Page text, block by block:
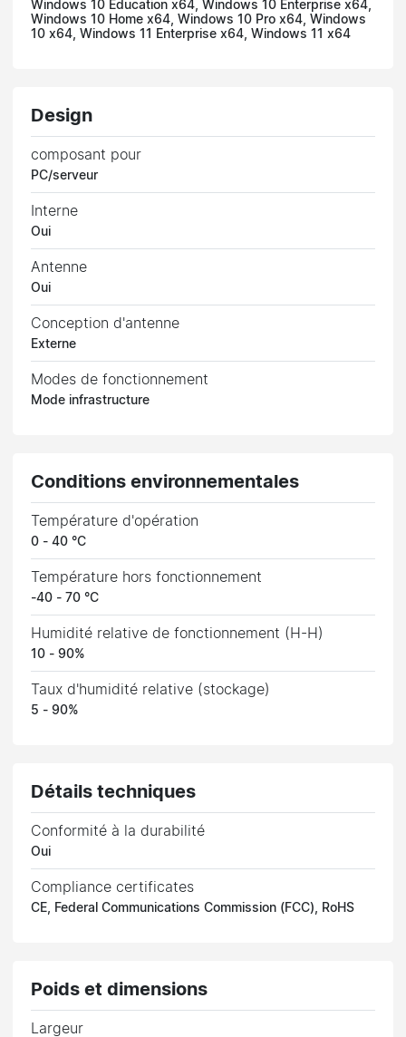
Windows 10 Education x64, Windows 10 Enterprise x64,
Windows 10 Home x64, Windows 10 Pro x64, Windows
10 x64, Windows 11 Enterprise x64, Windows 11 x64
Design
composant pour
PC/serveur
Interne
Oui
Antenne
Oui
Conception d'antenne
Externe
Modes de fonctionnement
Mode infrastructure
Conditions environnementales
Température d'opération
0 - 40 °C
Température hors fonctionnement
-40 - 70 °C
Humidité relative de fonctionnement (H-H)
10 - 90%
Taux d'humidité relative (stockage)
5 - 90%
Détails techniques
Conformité à la durabilité
Oui
Compliance certificates
CE, Federal Communications Commission (FCC), RoHS
Poids et dimensions
Largeur